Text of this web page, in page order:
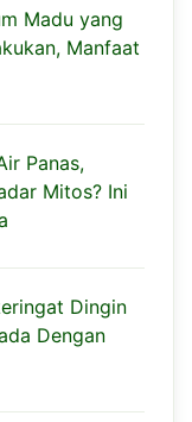
Madu yang
Manfaat
Panas,
Mitos? Ini
Dingin
Dengan